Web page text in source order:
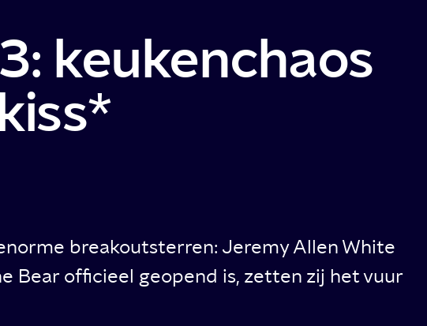
keukenchaos
breakoutsterren: Jeremy Allen White
Bear officieel geopend is, zetten zij het vuur